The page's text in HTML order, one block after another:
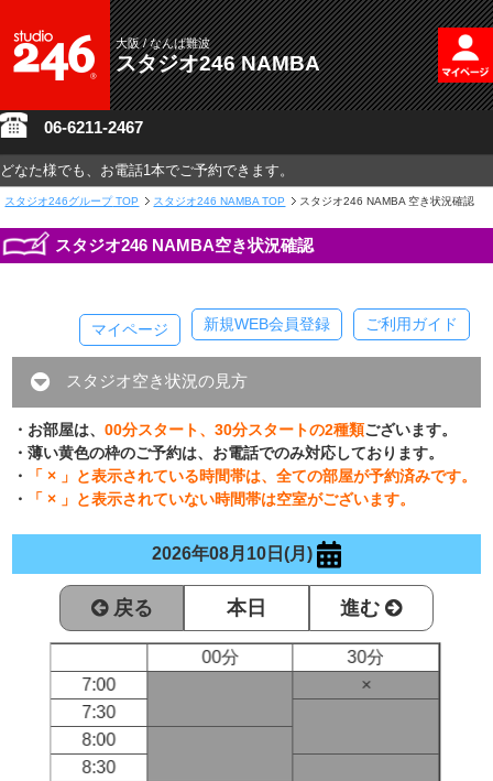
大阪 / なんば難波
スタジオ246 NAMBA
06-6211-2467
どなた様でも、お電話1本でご予約できます。
スタジオ246グループ TOP スタジオ246 NAMBA TOP スタジオ246 NAMBA 空き状況確認
スタジオ246 NAMBA空き状況確認
ご利用ガイド
新規WEB会員登録
マイページ
スタジオ空き状況の見方
・お部屋は、00分スタート、30分スタートの2種類ございます。
・薄い黄色の枠のご予約は、お電話でのみ対応しております。
・
「 × 」と表示されている時間帯は、全ての部屋が予約済みです。
・
「 × 」と表示されていない時間帯は空室がございます。
2026年08月10日(月)
戻る 本日 進む
00分
30分
7:00
×
7:30
8:00
8:30